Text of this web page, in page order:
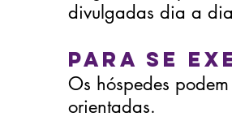
divulgadas dia a
Para se
Os hóspedes
orientadas.